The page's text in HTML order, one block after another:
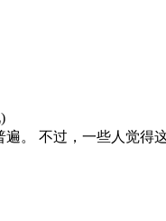
遍。 不过，一些人觉